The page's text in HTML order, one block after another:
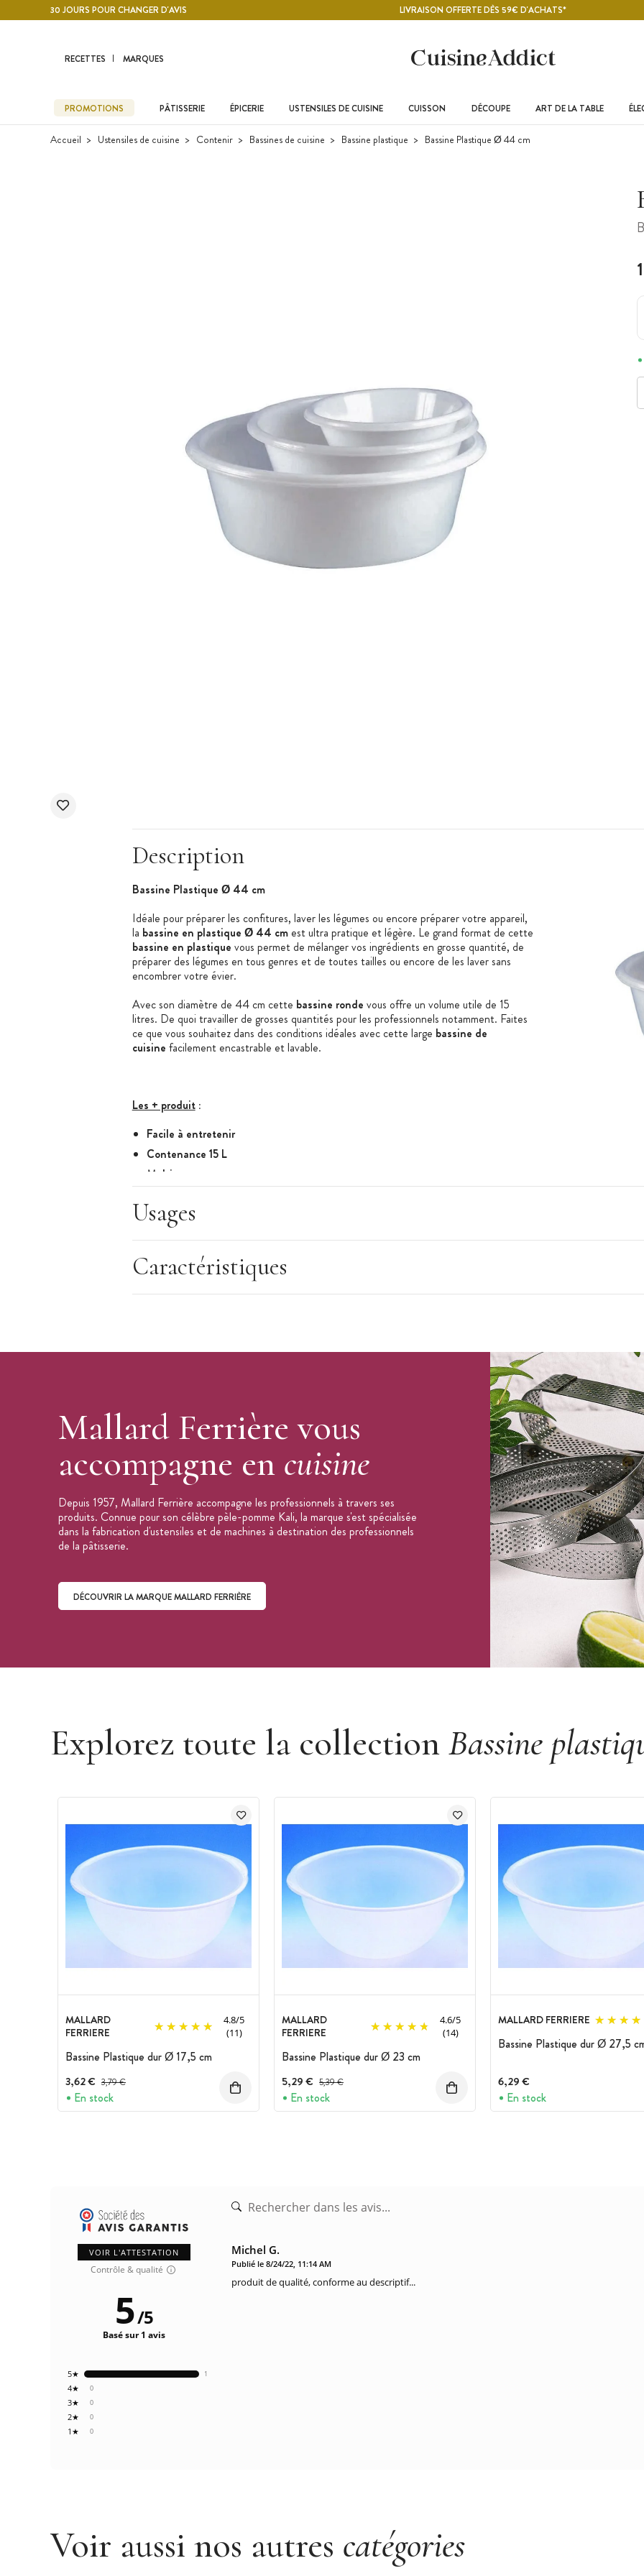
Contenu principal30 JOURS POUR CHANGER D'AVIS LIVRAISON OFFERTE DÈS 59€ D'ACHATS*
RECETTES MARQUES
PROMOTIONS PÂTISSERIE ÉPICERIE USTENSILES DE CUISINE CUISSON DÉCOUPE ART DE LA TABLE
Accueil Ustensiles de cuisine Contenir Bassines de cuisine Bassine plastique Bassine Plastique Ø 44 cm
Description
Bassine Plastique Ø 44 cm
Idéale pour préparer les confitures, laver les légumes ou encore préparer votre appareil,
la bassine en plastique Ø 44 cmest ultra pratique et légère. Le grand format de cette
bassine en plastique vous permet de mélanger vos ingrédients en grosse quantité, de
préparer des légumes en tous genres et de toutes tailles ou encore de les laver sans
encombrer votre évier.
Avec son diamètre de 44 cm cette bassine ronde vous offre un volume utile de 15
litres. De quoi travailler de grosses quantités pour les professionnels notamment. Faites
ce que vous souhaitez dans des conditions idéales avec cette large bassine de
cuisine facilement encastrable et lavable.
Les + produit:
Facile à entretenir
Contenance 15 L
Multi-usage
Bassine de cuisine
Diamètre : 44 cm
Hauteur : 16 cm
Contenance : 15 L
Passe au lave-vaisselle
Usages
Caractéristiques
Mallard Ferrière vous
accompagne en cuisine
Depuis 1957, Mallard Ferrière accompagne les professionnels à travers ses
produits. Connue pour son célèbre pèle-pomme Kali, la marque s'est spécialisée
dans la fabrication d'ustensiles et de machines à destination des professionnels
de la pâtisserie.
DÉCOUVRIR LA MARQUE MALLARD FERRIÈRE
Explorez toute la collection Bassine
MALLARD
FERRIERE
4.8/5
(11)
Bassine Plastique dur Ø 17,5 cm
3,62 € Prix avant réduction :
3,79 €
En stock
MALLARD
FERRIERE
4.6/5
(14)
Bassine Plastique dur Ø 23 cm
5,29 € Prix avant réduction :
5,39 €
En stock
MALLARD FERRIERE
Bassine Plastique dur Ø 27,5
6,29 €
En stock
VOIR L'ATTESTATION
Contrôle & qualité
0
1★
0
2★
0
3★
0
4★
1
5★
5/5
Basé sur 1 avis
Michel G.
Publié le 8/24/22, 11:14 AM
produit de qualité, conforme au descriptif...
Voir aussi nos autres catégories